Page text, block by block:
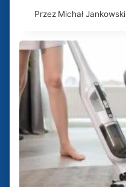
Przez Michał Jankowski